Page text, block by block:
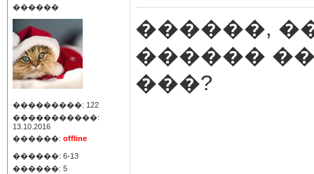
������
���������: 122
�����������:
13.10.2016
������: offline
������: 6-13
������: 5
������,
������
���?